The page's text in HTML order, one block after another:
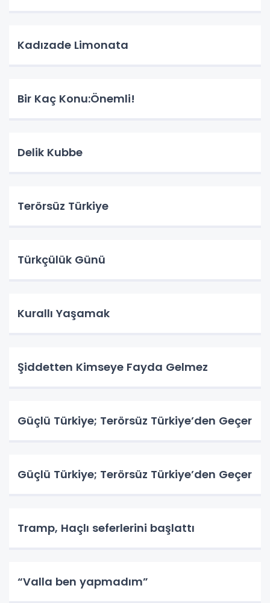
Kadızade Limonata
Bir Kaç Konu:Önemli!
Delik Kubbe
Terörsüz Türkiye
Türkçülük Günü
Kurallı Yaşamak
Şiddetten Kimseye Fayda Gelmez
Güçlü Türkiye; Terörsüz Türkiye’den Geçer
Güçlü Türkiye; Terörsüz Türkiye’den Geçer
Tramp, Haçlı seferlerini başlattı
“Valla ben yapmadım”